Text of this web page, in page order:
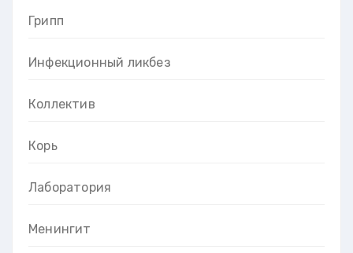
Грипп
Инфекционный ликбез
Коллектив
Корь
Лаборатория
Менингит